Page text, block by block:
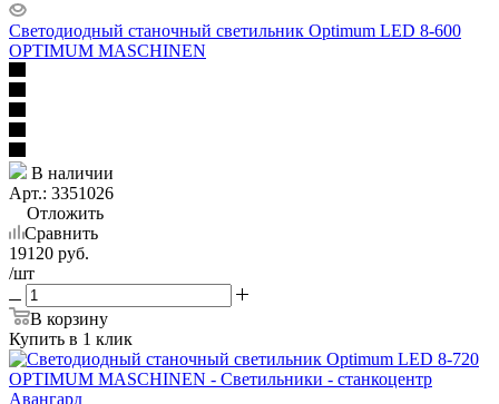
Светодиодный станочный светильник Optimum LED 8-600
OPTIMUM MASCHINEN
В наличии
Арт.: 3351026
Отложить
Сравнить
19120 руб.
/шт
В корзину
Купить в 1 клик